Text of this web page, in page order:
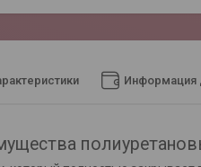
Информация